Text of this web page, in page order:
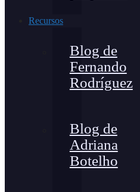
Recursos
Blog de
Fernando
Rodríguez
Blog de
Adriana
Botelho